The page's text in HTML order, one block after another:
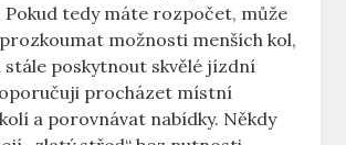
tedy‌ máte rozpočet, může
možnosti menších kol,
poskytnout skvělé jízdní
procházet místní
a porovnávat nabídky. Někdy